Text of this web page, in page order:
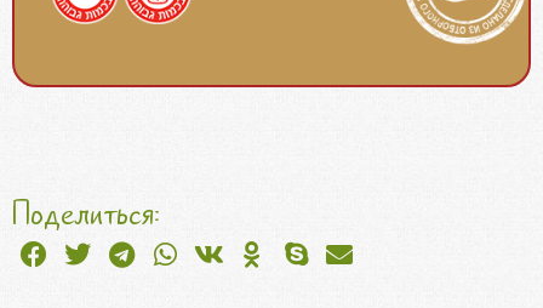
Поделиться: